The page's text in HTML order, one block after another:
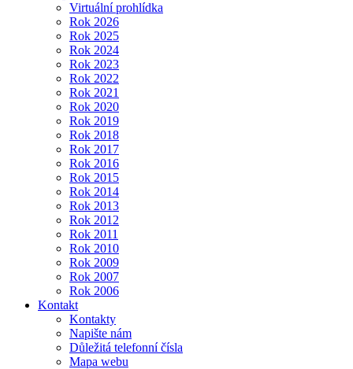
Virtuální prohlídka
Rok 2026
Rok 2025
Rok 2024
Rok 2023
Rok 2022
Rok 2021
Rok 2020
Rok 2019
Rok 2018
Rok 2017
Rok 2016
Rok 2015
Rok 2014
Rok 2013
Rok 2012
Rok 2011
Rok 2010
Rok 2009
Rok 2007
Rok 2006
Kontakt
Kontakty
Napište nám
Důležitá telefonní čísla
Mapa webu